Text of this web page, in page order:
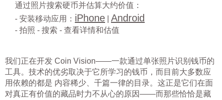
通过照片搜索硬币并估算大约价值：
- 安装移动应用： iPhone Android
- 拍照 - 搜索 - 查看详情和估值
我们正在开发 Coin Vision——一款通过单张照片识别钱币的
工具。技术的优劣取决于它所学习的钱币，而目前大多数应
用依赖的都是 内容稀少、千篇一律的目录。这正是它们在面
对真正有价值的藏品时力不从心的原因——而那些恰恰是藏